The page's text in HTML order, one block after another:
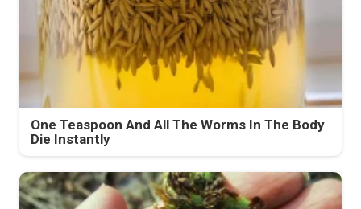
One Teaspoon And All The Worms In The Body
Die Instantly